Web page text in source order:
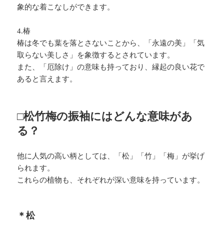
象的な着こなしができます。
4.椿
椿は冬でも葉を落とさないことから、「永遠の美」「気
取らない美しさ」を象徴するとされています。
また、「厄除け」の意味も持っており、縁起の良い花で
あると言えます。
□松竹梅の振袖にはどんな意味があ
る？
他に人気の高い柄としては、「松」「竹」「梅」が挙げ
られます。
これらの植物も、それぞれが深い意味を持っています。
＊松